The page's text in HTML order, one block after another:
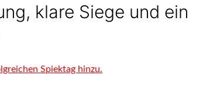
klare Siege und ein